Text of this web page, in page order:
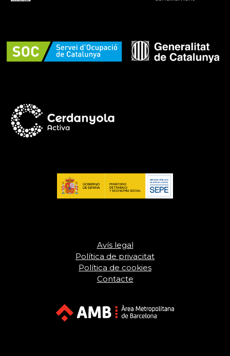
Avís legal
Política de privacitat
Política de cookies
Contacte